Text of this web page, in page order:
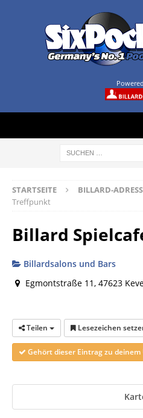
STARTSEITE BILLARD-
Treffpunkt
Billard
Billardsalons und Bars
Egmontstraße 11, 47623
Teilen Lesezeichen
Gehört dieser Eintrag zu